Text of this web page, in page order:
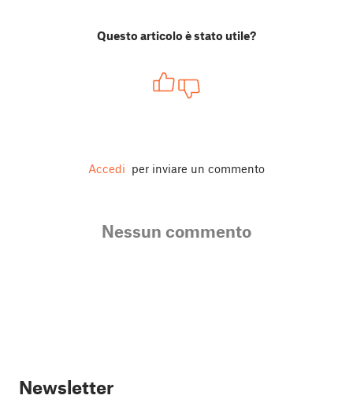
Questo articolo è stato utile?
Accedi per inviare un commento
Nessun commento
Newsletter